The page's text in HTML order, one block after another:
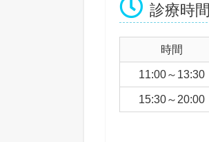
診療時間
時間
11:00～13:30
15:30～20:00